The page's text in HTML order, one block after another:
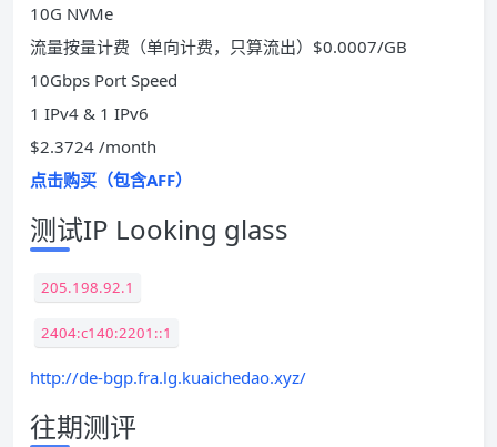
10G NVMe
流量按量计费（单向计费，只算流出）$0.0007/GB
10Gbps Port Speed
1 IPv4 & 1 IPv6
$2.3724 /month
点击购买（包含AFF）
测试IP Looking glass
205.198.92.1
2404:c140:2201::1
http://de-bgp.fra.lg.kuaichedao.xyz/
往期测评